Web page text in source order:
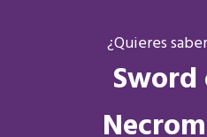
¿Quieres